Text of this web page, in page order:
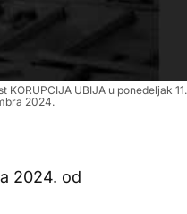
KORUPCIJA UBIJA u ponedeljak 11.
2024.
2024. od